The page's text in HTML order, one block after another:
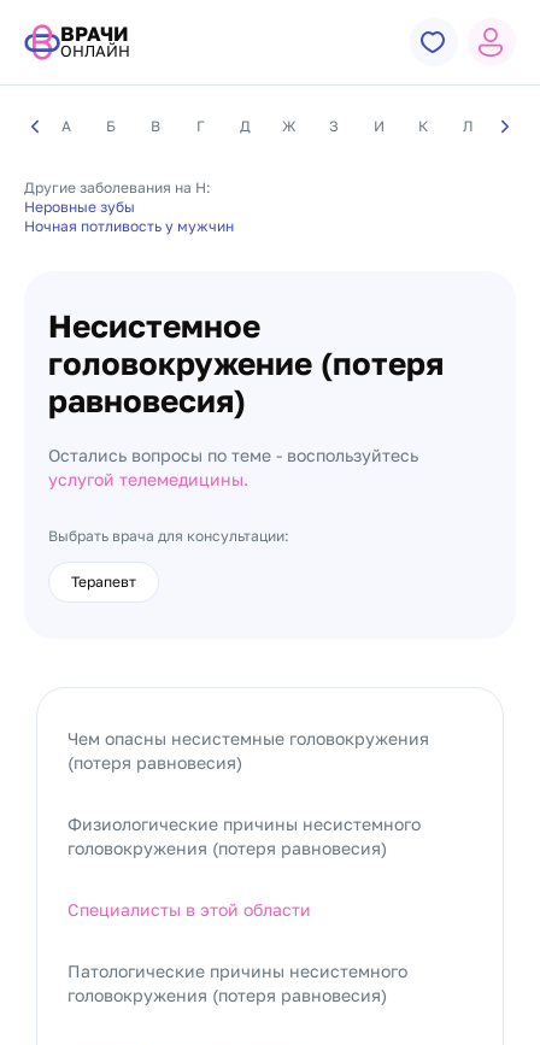
ВРАЧИ
ОНЛАЙН
А Б В Г Д Ж З И К Л М
Другие заболевания на Н:
Неровные зубы
Ночная потливость у мужчин
Несистемное
головокружение (потеря
равновесия)
Остались вопросы по теме - воспользуйтесь
услугой телемедицины.
Выбрать врача для консультации:
Терапевт
Чем опасны несистемные головокружения
(потеря равновесия)
Физиологические причины несистемного
головокружения (потеря равновесия)
Специалисты в этой области
Патологические причины несистемного
головокружения (потеря равновесия)